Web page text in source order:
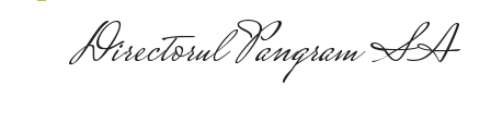
Directorul Pangram SA